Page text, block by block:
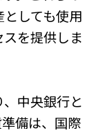
しても使用
を提供しま
中央銀行と
備は、国際